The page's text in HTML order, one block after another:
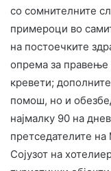
со сомнителните
примероци во
на постоечките
опрема за правење
кревети;
помош, но и
најмалку 90 на
претседателите на
Сојузот на